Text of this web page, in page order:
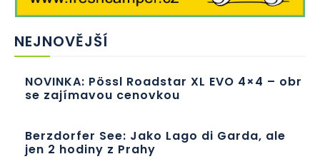
NEJNOVĚJŠÍ
NOVINKA: Pössl Roadstar XL EVO 4×4 – obr
se zajímavou cenovkou
Berzdorfer See: Jako Lago di Garda, ale
jen 2 hodiny z Prahy